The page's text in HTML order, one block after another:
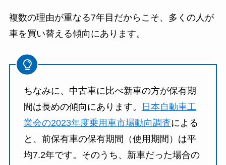
複数の理由が重なる7年目だからこそ、多くの人が
車を買い替える傾向にあります。
ちなみに、中古車に比べ新車の方が保有期
間は長めの傾向にあります。
日本自動車工
業会の2023年度乗用車市場動向調査による
と、前保有車の保有期間（使用期間）は平
均7.2年です。そのうち、新車だった場合の